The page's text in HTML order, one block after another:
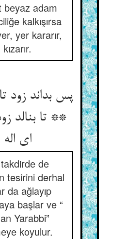
beyaz adam
kalkışırsa
yer kararır,
kızarır.
پس بداند زود
** تا بنالد
ای اله‏
de
tesirini derhal
da ağlayıp
başlar ve “
Yarabbi”
koyulur.